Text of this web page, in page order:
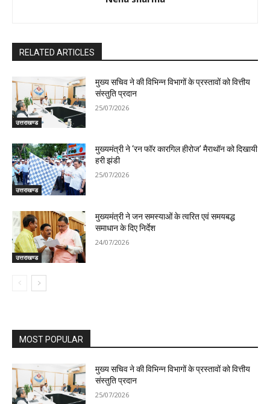
RELATED ARTICLES
उत्तराखण्ड
मुख्य सचिव ने की विभिन्न विभागों के प्रस्तावों को वित्तीय
संस्तुति प्रदान
25/07/2026
उत्तराखण्ड
मुख्यमंत्री ने ‘रन फॉर कारगिल हीरोज’ मैराथॉन को दिखायी
हरी झंडी
25/07/2026
उत्तराखण्ड
मुख्यमंत्री ने जन समस्याओं के त्वरित एवं समयबद्ध
समाधान के दिए निर्देश
24/07/2026
MOST POPULAR
मुख्य सचिव ने की विभिन्न विभागों के प्रस्तावों को वित्तीय
संस्तुति प्रदान
25/07/2026